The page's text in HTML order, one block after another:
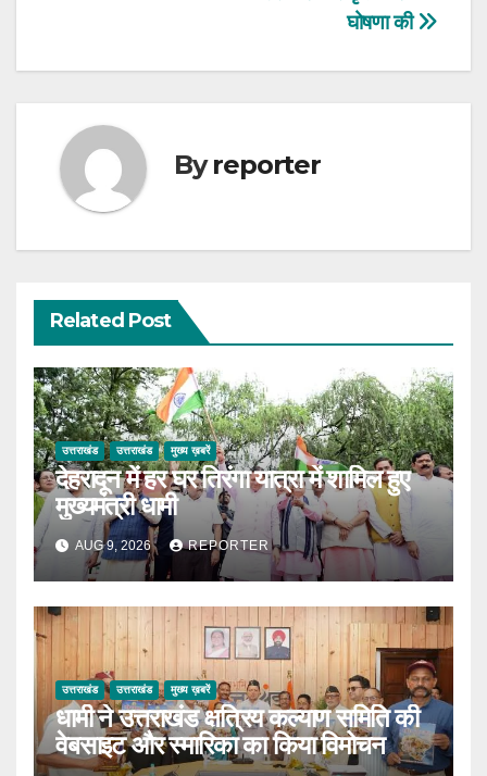
घोषणा की
Byreporter
Related Post
उत्तराखंड उत्तराखंड मुख्य ख़बरें
देहरादून में हर घर तिरंगा यात्रा में शामिल हुए
मुख्यमंत्री धामी
AUG 9, 2026 REPORTER
उत्तराखंड उत्तराखंड मुख्य ख़बरें
धामी ने उत्तराखंड क्षत्रिय कल्याण समिति की
वेबसाइट और स्मारिका का किया विमोचन